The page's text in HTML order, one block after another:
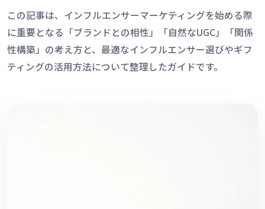
リソース
ブログ
この記事は、インフルエンサーマーケティングを始める際
に重要となる「ブランドとの相性」「自然なUGC」「関係
性構築」の考え方と、最適なインフルエンサー選びやギフ
ティングの活用方法について整理したガイドです。